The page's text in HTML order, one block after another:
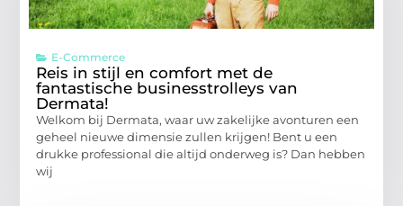
E-Commerce
Reis in stijl en comfort met de
fantastische businesstrolleys van
Dermata!
Welkom bij Dermata, waar uw zakelijke avonturen een
geheel nieuwe dimensie zullen krijgen! Bent u een
drukke professional die altijd onderweg is? Dan hebben
wij